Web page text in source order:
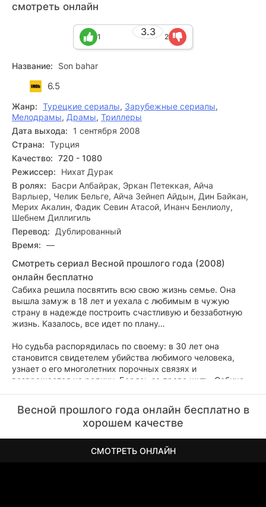
смотреть онлайн
3.3
1 2
Название: Son bahar
6.5
Жанр: Турецкие сериалы, Зарубежные сериалы,
Мелодрамы, Драмы, Триллеры
Дата выхода:
1 сентября 2008
Страна: Турция
Качество: 720 - 1080
Режиссер:
Нихат Дурак
В ролях:
Басри Албайрак, Эркан Петеккая, Айча
Варлыер, Челик Бельге, Айча Зейнеп Айдын, Дин Байкан,
Мерих Акалин, Фадик Севин Атасой, Инанч Бенлиолу,
Шебнем Диллигиль
Перевод:
Дублированный
Время: —
Смотреть сериал Весной прошлого года (2008)
онлайн бесплатно
Сабиха решила посвятить всю свою жизнь семье. Она
вышла замуж в 18 лет и уехала с любимым в чужую
страну в надежде построить счастливую и беззаботную
жизнь. Казалось, все идет по плану…
Но судьба распорядилась по своему: в 30 лет она
становится свидетелем убийства любимого человека,
узнает о его многолетних порочных связях и
возвращается на родину. Борясь за право жить, Сабиха
внебрачном сыне.
Она устраивается на работу в огромный холдинг
бизнесмена Галиба. Не получив от жизни желаемого эти
Весной прошлого года онлайн бесплатно в
хорошем качестве
СМОТРЕТЬ ОНЛАЙН